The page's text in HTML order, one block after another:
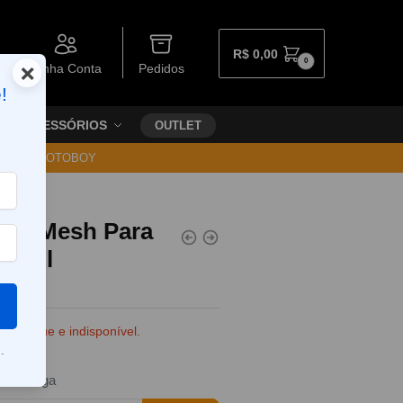
Minha Conta Pedidos
R$ 0,00 0
ACESSÓRIOS OUTLET
VIA MOTOBOY
Mesh Para
estoque e indisponível.
entrega
×